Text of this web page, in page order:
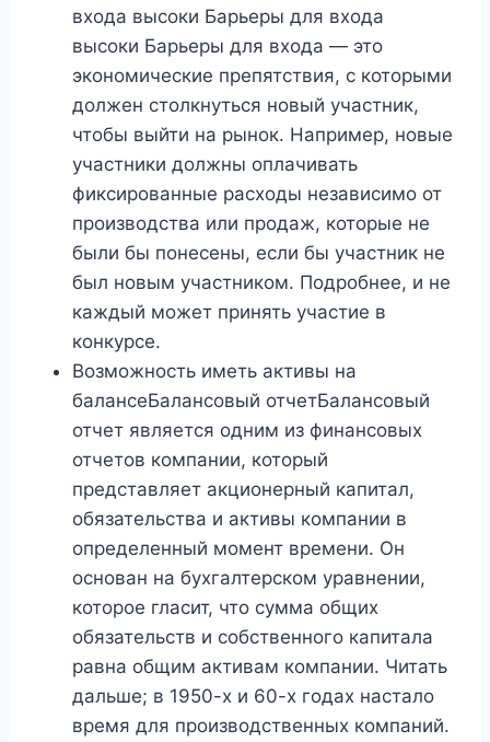
входа высоки Барьеры для входа
высоки Барьеры для входа — это
экономические препятствия, с которыми
должен столкнуться новый участник,
чтобы выйти на рынок. Например, новые
участники должны оплачивать
фиксированные расходы независимо от
производства или продаж, которые не
были бы понесены, если бы участник не
был новым участником. Подробнее, и не
каждый может принять участие в
конкурсе.
Возможность иметь активы на
балансеБалансовый отчетБалансовый
отчет является одним из финансовых
отчетов компании, который
представляет акционерный капитал,
обязательства и активы компании в
определенный момент времени. Он
основан на бухгалтерском уравнении,
которое гласит, что сумма общих
обязательств и собственного капитала
равна общим активам компании. Читать
дальше; в 1950-х и 60-х годах настало
время для производственных компаний.